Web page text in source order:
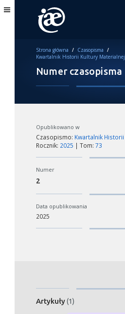
Strona główna / Czasopisma /
Kwartalnik Historii Kultury Materialnej
Numer czasopisma
Opublikowano w
Czasopismo: Kwartalnik
Rocznik: 2025 | Tom: 73
Numer
2
Data opublikowania
2025
Artykuły(1)